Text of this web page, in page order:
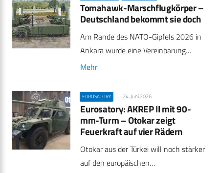
Tomahawk-Marschflugkörper –
Deutschland bekommt sie doch
Am Rande des NATO-Gipfels 2026 in
Ankara wurde eine Vereinbarung…
Mehr
EUROSATORY 24. Juni 2026
Eurosatory: AKREP II mit 90-
mm-Turm – Otokar zeigt
Feuerkraft auf vier Rädern
Otokar aus der Türkei will noch stärker
auf den europäischen…